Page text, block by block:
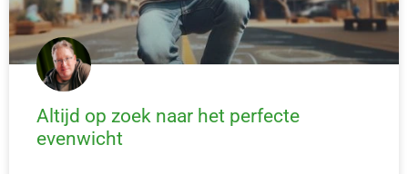
Altijd op zoek naar het perfecte
evenwicht